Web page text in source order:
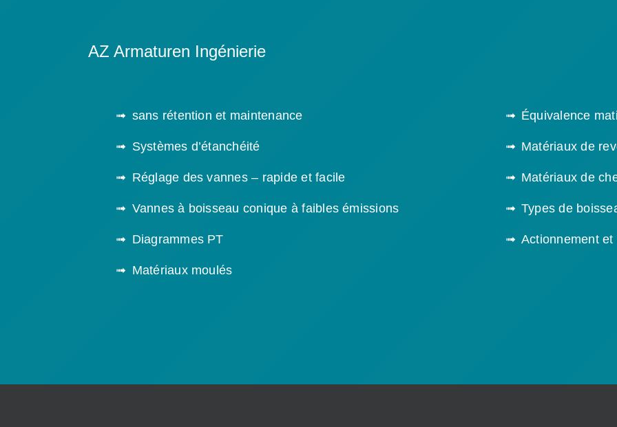
AZ Armaturen Ingénierie
sans rétention et maintenance
Systèmes d’étanchéité
Réglage des vannes – rapide et facile
Vannes à boisseau conique à faibles émissions
Diagrammes PT
Matériaux moulés
Équivalence
Matériaux de
Matériaux de
Types de
Actionnement